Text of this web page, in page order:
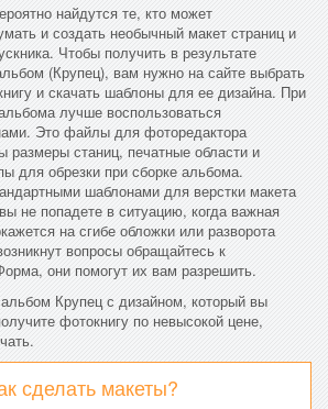
найдутся те, кто может
и создать необычный макет страниц и
Чтобы получить в результате
(Крупец), вам нужно на сайте выбрать
и скачать шаблоны для ее дизайна. При
лучше воспользоваться
Это файлы для фоторедактора
размеры станиц, печатные области и
для обрезки при сборке альбома.
шаблонами для верстки макета
не попадете в ситуацию, когда важная
на сгибе обложки или разворота
вопросы обращайтесь к
они помогут их вам разрешить.
Крупец с дизайном, который вы
фотокнигу по невысокой цене,
сделать макеты?